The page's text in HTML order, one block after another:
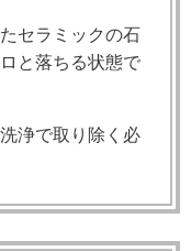
セラミックの石
と落ちる状態で
浄で取り除く必